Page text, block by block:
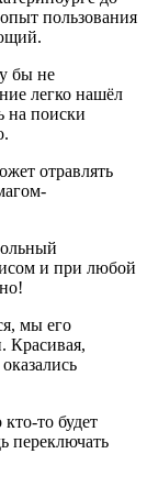
пользования
бы не
легко нашёл
на поиски
отравлять
и при любой
мы его
Красивая,
то будет
переключать